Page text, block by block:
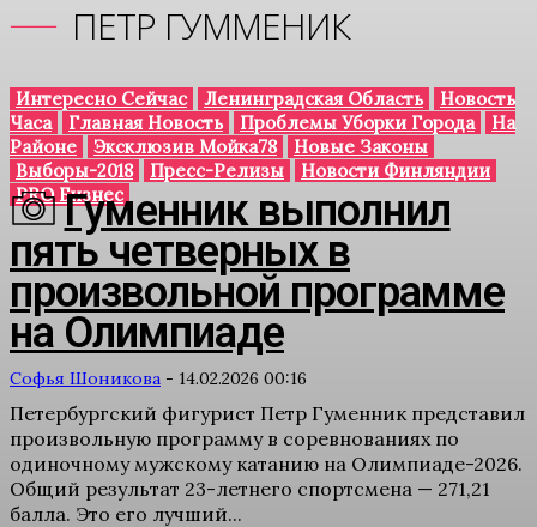
ПЕТР ГУММЕНИК
Интересно Сейчас Ленинградская Область
Новость
Часа
Главная Новость Проблемы Уборки Города
На
Районе
Эксклюзив Мойка78
Новые Законы
Выборы-2018
Пресс-Релизы
Новости Финляндии
PRO Бизнес
Гуменник выполнил
пять четверных в
произвольной программе
на Олимпиаде
Софья Шоникова - 14.02.2026 00:16
Петербургский фигурист Петр Гуменник представил
произвольную программу в соревнованиях по
одиночному мужскому катанию на Олимпиаде-2026.
Общий результат 23-летнего спортсмена — 271,21
балла. Это его лучший...